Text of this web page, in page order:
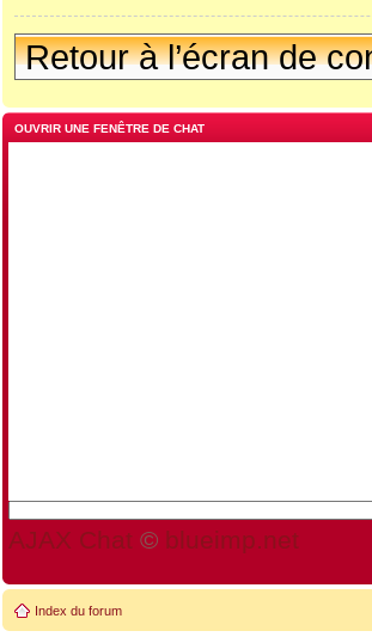
Retour à l’écran de
OUVRIR UNE FENÊTRE DE CHAT
AJAX Chat © blueimp.net
Index du forum